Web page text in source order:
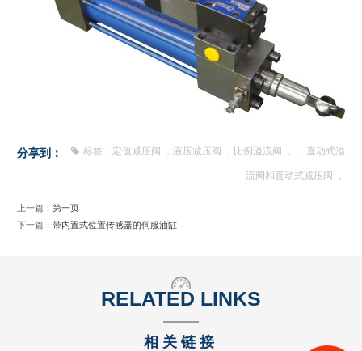
分享到： 标签： 定值减压阀 液压减压阀 比例溢流阀 直动式溢
流阀和直动式减压阀
上一篇： 第一页
下一篇： 带内置式位置传感器的伺服油缸
RELATED LINKS
相关链接